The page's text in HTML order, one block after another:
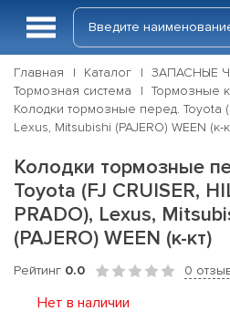
Главная Каталог
ЗАПАСНЫЕ
Тормозная система
Тормозные
Колодки тормозные перед. Toyota
Lexus, Mitsubishi (PAJERO) WEEN (к-
Колодки тормозные
Toyota (FJ CRUISER,
PRADO), Lexus,
(PAJERO) WEEN (к-кт)
Рейтинг 0.0 0
Нет в наличии